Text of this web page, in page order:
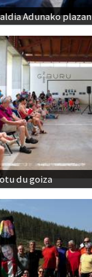
Adunako plazan
du goiza